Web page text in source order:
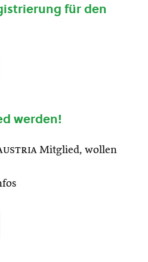
für den
werden!
Mitglied, wollen